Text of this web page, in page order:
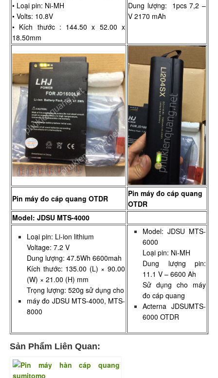
• Loại pin: Ni-MH
• Volts: 10.8V
• Kích thước : 144.50 x 52.00 x
18.50mm
Dung lượng: 1pcs 7,2 –
V 2170 mAh
Pin máy đo cáp quang OTDR
Pin máy đo cáp quang
OTDR
Model: JDSU MTS-4000
Loại pin: Li-ion lithium
Voltage: 7.2 V
Dung lượng: 47.5Wh 6600mah
Kích thước: 135.00 (L) × 90.00
(W) × 21.00 (H) mm
Trọng lượng: 520g sử dụng cho
máy đo JDSU MTS-4000, MTS-
8000
Model: JDSU MTS-
6000
Loại pin: Ni-MH
Dung lượng pin:
11.1 V – 6600 Ah
Sử dụng cho máy
đo cáp quang
Acterna JDSUMTS-
6000 OTDR
Sản Phẩm Liên Quan: